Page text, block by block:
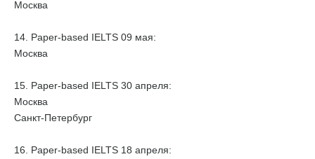
Москва
14. Paper-based IELTS 09 мая:
Москва
15. Paper-based IELTS 30 апреля:
Москва
Санкт-Петербург
16. Paper-based IELTS 18 апреля: